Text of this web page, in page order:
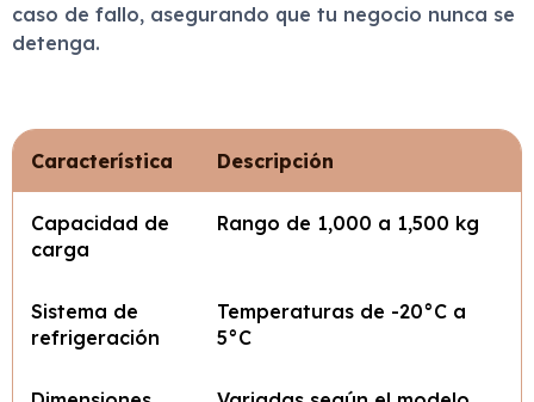
caso de fallo, asegurando que tu negocio nunca se
detenga.
Característica Descripción
Capacidad de
carga
Rango de 1,000 a 1,500 kg
Sistema de
refrigeración
Temperaturas de -20°C a
5°C